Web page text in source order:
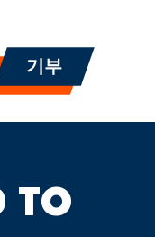
기부
TO